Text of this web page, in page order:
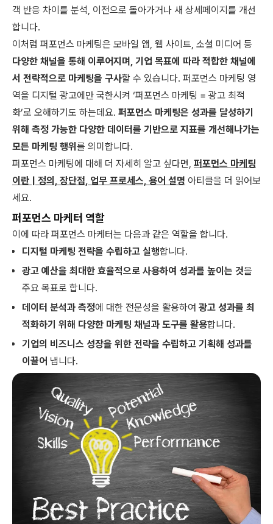
객 반응 차이를 분석, 이전으로 돌아가거나 새 상세페이지를 개선
합니다.
이처럼 퍼포먼스 마케팅은 모바일 앱, 웹 사이트, 소셜 미디어 등
다양한 채널을 통해 이루어지며, 기업 목표에 따라 적합한 채널에
서 전략적으로 마케팅을 구사할 수 있습니다. 퍼포먼스 마케팅 영
역을 디지털 광고에만 국한시켜 ‘퍼포먼스 마케팅 = 광고 최적
화’로 오해하기도 하는데요. 퍼포먼스 마케팅은 성과를 달성하기
위해 측정 가능한 다양한 데이터를 기반으로 지표를 개선해나가는
모든 마케팅 행위 를 의미합니다.
퍼포먼스 마케팅에 대해 더 자세히 알고 싶다면, 퍼포먼스 마케팅
이란 | 정의, 장단점, 업무 프로세스, 용어 설명 아티클을 더 읽어보
세요.
퍼포먼스 마케터 역할
이에 따라 퍼포먼스 마케터는 다음과 같은 역할을 합니다.
디지털 마케팅 전략을 수립하고 실행합니다.
광고 예산을 최대한 효율적으로 사용하여 성과를 높이는 것을
주요 목표로 합니다.
데이터 분석과 측정에 대한 전문성을 활용하여 광고 성과를 최
적화하기 위해 다양한 마케팅 채널과 도구를 활용합니다.
기업의 비즈니스 성장을 위한 전략을 수립하고 기획해 성과를
이끌어 냅니다.